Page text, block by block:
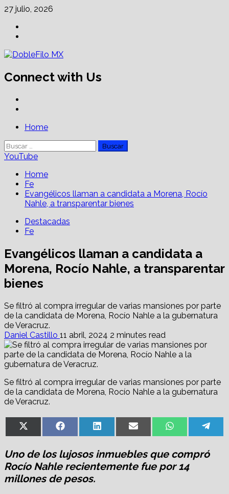
Skip
content
27 julio, 2026
Connect with Us
PrimaryHome
Buscar:
YouTube
Home
Fe
Evangélicos llaman a candidata a Morena, Rocío
Nahle, a transparentar bienes
Destacadas
Fe
Evangélicos llaman a candidata a
Morena, Rocío Nahle, a transparentar
bienes
Se filtró al compra irregular de varias mansiones por parte
de la candidata de Morena, Rocío Nahle a la gubernatura
de Veracruz.
Daniel Castillo 11 abril, 2024 2 minutes read
Se filtró al compra irregular de varias mansiones por parte
de la candidata de Morena, Rocío Nahle a la gubernatura
de Veracruz.
(Twitter)
Facebook LinkedIn WhatsApp
Uno de los lujosos inmuebles que compró
Rocío Nahle recientemente fue por 14
millones de pesos.